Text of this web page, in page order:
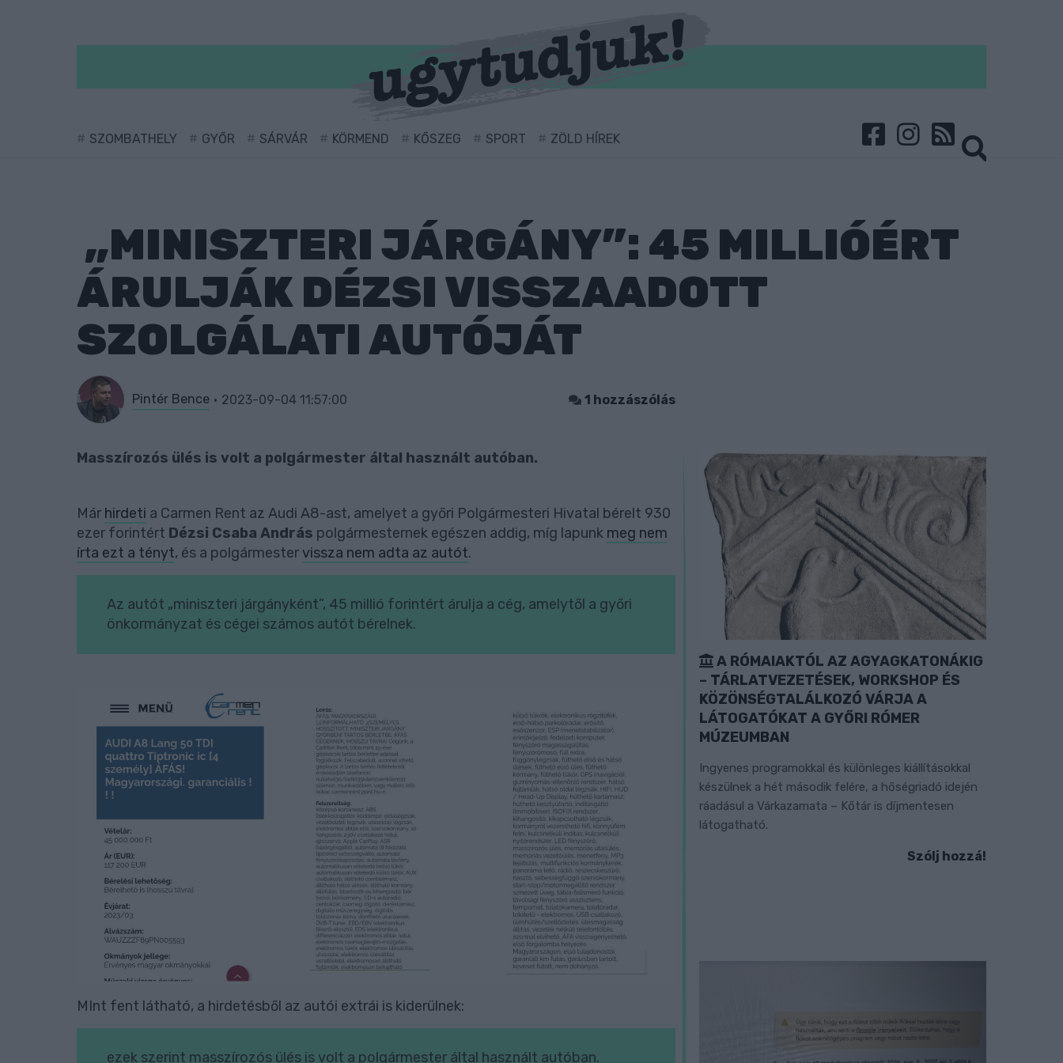
SZOMBATHELY GYŐR SÁRVÁR KÖRMEND KŐSZEG SPORT ZÖLD HÍREK
„MINISZTERI JÁRGÁNY”: 45 MILLIÓÉRT
ÁRULJÁK DÉZSI VISSZAADOTT
SZOLGÁLATI AUTÓJÁT
Pintér Bence 2023-09-04 11:57:00 1 hozzászólás
Masszírozós ülés is volt a polgármester által használt autóban.
Már hirdeti a Carmen Rent az Audi A8-ast, amelyet a győri Polgármesteri Hivatal bérelt 930
ezer forintért Dézsi Csaba András polgármesternek egészen addig, míg lapunk meg nem
írta ezt a tényt, és a polgármester vissza nem adta az autót.
Az autót „miniszteri járgányként”, 45 millió forintért árulja a cég, amelytől a győri
önkormányzat és cégei számos autót bérelnek.
MInt fent látható, a hirdetésből az autói extrái is kiderülnek:
ezek szerint masszírozós ülés is volt a polgármester által használt autóban.
A RÓMAIAKTÓL AZ AGYAGKATONÁKIG
– TÁRLATVEZETÉSEK, WORKSHOP ÉS
KÖZÖNSÉGTALÁLKOZÓ VÁRJA A
LÁTOGATÓKAT A GYŐRI RÓMER
MÚZEUMBAN
Ingyenes programokkal és különleges kiállításokkal
készülnek a hét második felére, a hőségriadó idején
ráadásul a Várkazamata – Kőtár is díjmentesen
látogatható.
Szólj hozzá!